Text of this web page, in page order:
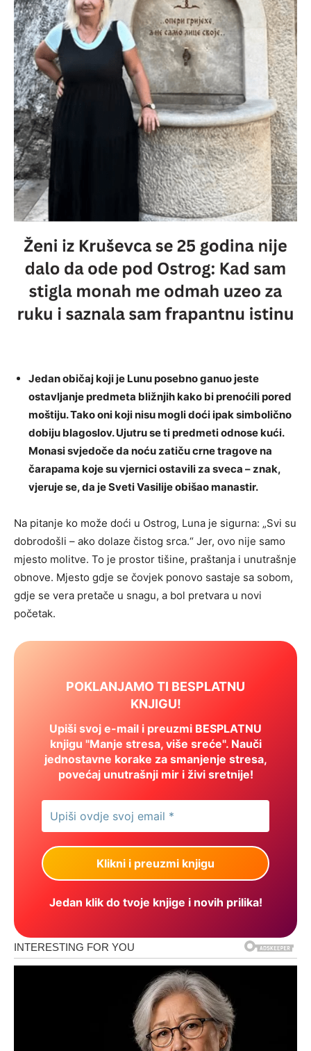
Jedan običaj koji je Lunu posebno ganuo jeste
ostavljanje predmeta bližnjih kako bi prenoćili pored
moštiju. Tako oni koji nisu mogli doći ipak simbolično
dobiju blagoslov. Ujutru se ti predmeti odnose kući.
Monasi svjedoče da noću zatiču crne tragove na
čarapama koje su vjernici ostavili za sveca – znak,
vjeruje se, da je Sveti Vasilije obišao manastir.
Na pitanje ko može doći u Ostrog, Luna je sigurna: „Svi su
dobrodošli – ako dolaze čistog srca.“ Jer, ovo nije samo
mjesto molitve. To je prostor tišine, praštanja i unutrašnje
obnove. Mjesto gdje se čovjek ponovo sastaje sa sobom,
gdje se vera pretače u snagu, a bol pretvara u novi
početak.
POKLANJAMO TI BESPLATNU
KNJIGU!
Upiši svoj e-mail i preuzmi BESPLATNU
knjigu "Manje stresa, više sreće". Nauči
jednostavne korake za smanjenje stresa,
povećaj unutrašnji mir i živi sretnije!
Jedan klik do tvoje knjige i novih prilika!